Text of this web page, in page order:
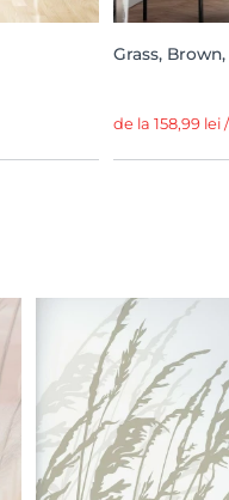
Grass,
de la 158,99 lei